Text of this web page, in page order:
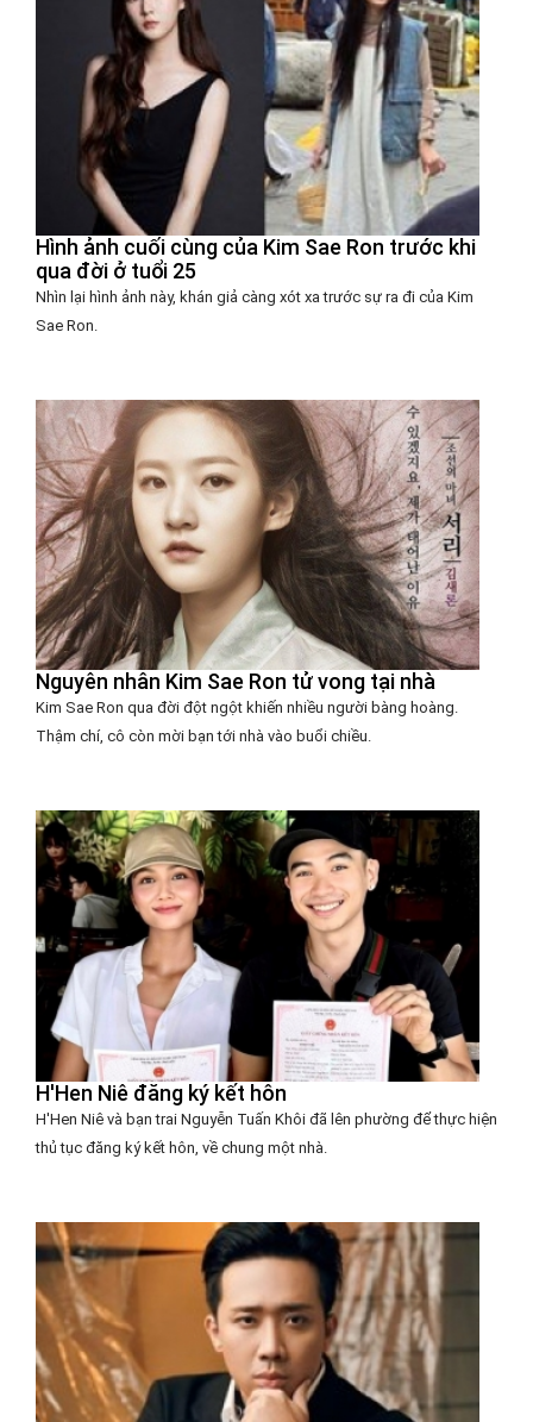
Hình ảnh cuối cùng của Kim Sae Ron trước khi
qua đời ở tuổi 25
Nhìn lại hình ảnh này, khán giả càng xót xa trước sự ra đi của Kim
Sae Ron.
Nguyên nhân Kim Sae Ron tử vong tại nhà
Kim Sae Ron qua đời đột ngột khiến nhiều người bàng hoàng.
Thậm chí, cô còn mời bạn tới nhà vào buổi chiều.
H'Hen Niê đăng ký kết hôn
H'Hen Niê và bạn trai Nguyễn Tuấn Khôi đã lên phường để thực hiện
thủ tục đăng ký kết hôn, về chung một nhà.